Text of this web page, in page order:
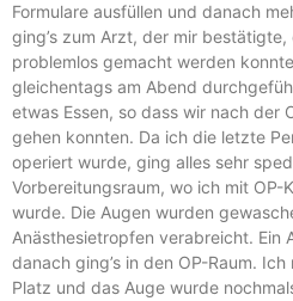
Formulare ausfüllen und danach
ging’s zum Arzt, der mir
problemlos gemacht werden
gleichentags am Abend
etwas Essen, so dass wir nach der
gehen konnten. Da ich die letzte
operiert wurde, ging alles sehr
Vorbereitungsraum, wo ich mit
wurde. Die Augen wurden
Anästhesietropfen verabreicht. Ein
danach ging’s in den OP-Raum.
Platz und das Auge wurde